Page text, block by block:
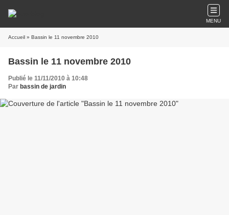
MENU
Accueil » Bassin le 11 novembre 2010
Bassin le 11 novembre 2010
Publié le 11/11/2010 à 10:48
Par bassin de jardin